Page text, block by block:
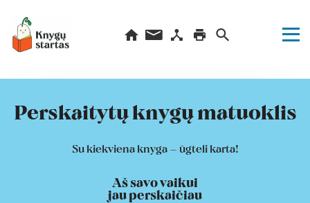
Perskaitytų knygų matuoklis
Su kiekviena knyga – ūgteli karta!
Aš savo vaikui
jau perskaičiau